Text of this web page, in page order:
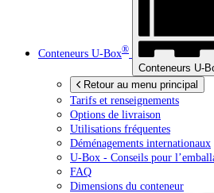
Conteneurs U-Box®
Conteneurs U-
Retour au menu principal
Tarifs et renseignements
Options de livraison
Utilisations fréquentes
Déménagements internationaux
U-Box - Conseils pour
FAQ
Dimensions du conteneur